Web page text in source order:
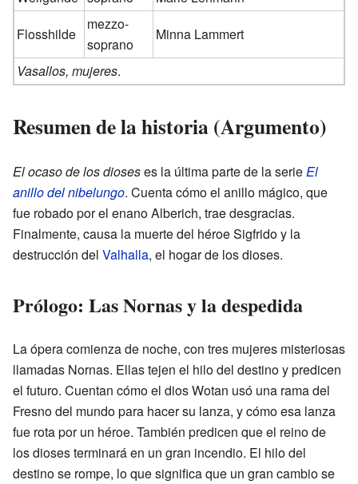
Flosshilde
mezzo-
soprano
Minna Lammert
Vasallos, mujeres.
Resumen de la historia (Argumento)
El ocaso de los dioseses la última parte de la serieEl
anillo del nibelungo. Cuenta cómo el anillo mágico, que
fue robado por el enano Alberich, trae desgracias.
Finalmente, causa la muerte del héroe Sigfrido y la
destrucción del Valhalla, el hogar de los dioses.
Prólogo: Las Nornas y la despedida
La ópera comienza de noche, con tres mujeres misteriosas
llamadas Nornas. Ellas tejen el hilo del destino y predicen
el futuro. Cuentan cómo el dios Wotan usó una rama del
Fresno del mundo para hacer su lanza, y cómo esa lanza
fue rota por un héroe. También predicen que el reino de
los dioses terminará en un gran incendio. El hilo del
destino se rompe, lo que significa que un gran cambio se